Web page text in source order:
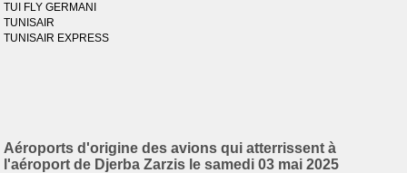
TUI FLY GERMANI
TUNISAIR
TUNISAIR EXPRESS
Aéroports d'origine des avions qui atterrissent à
l'aéroport de Djerba Zarzis le samedi 03 mai 2025